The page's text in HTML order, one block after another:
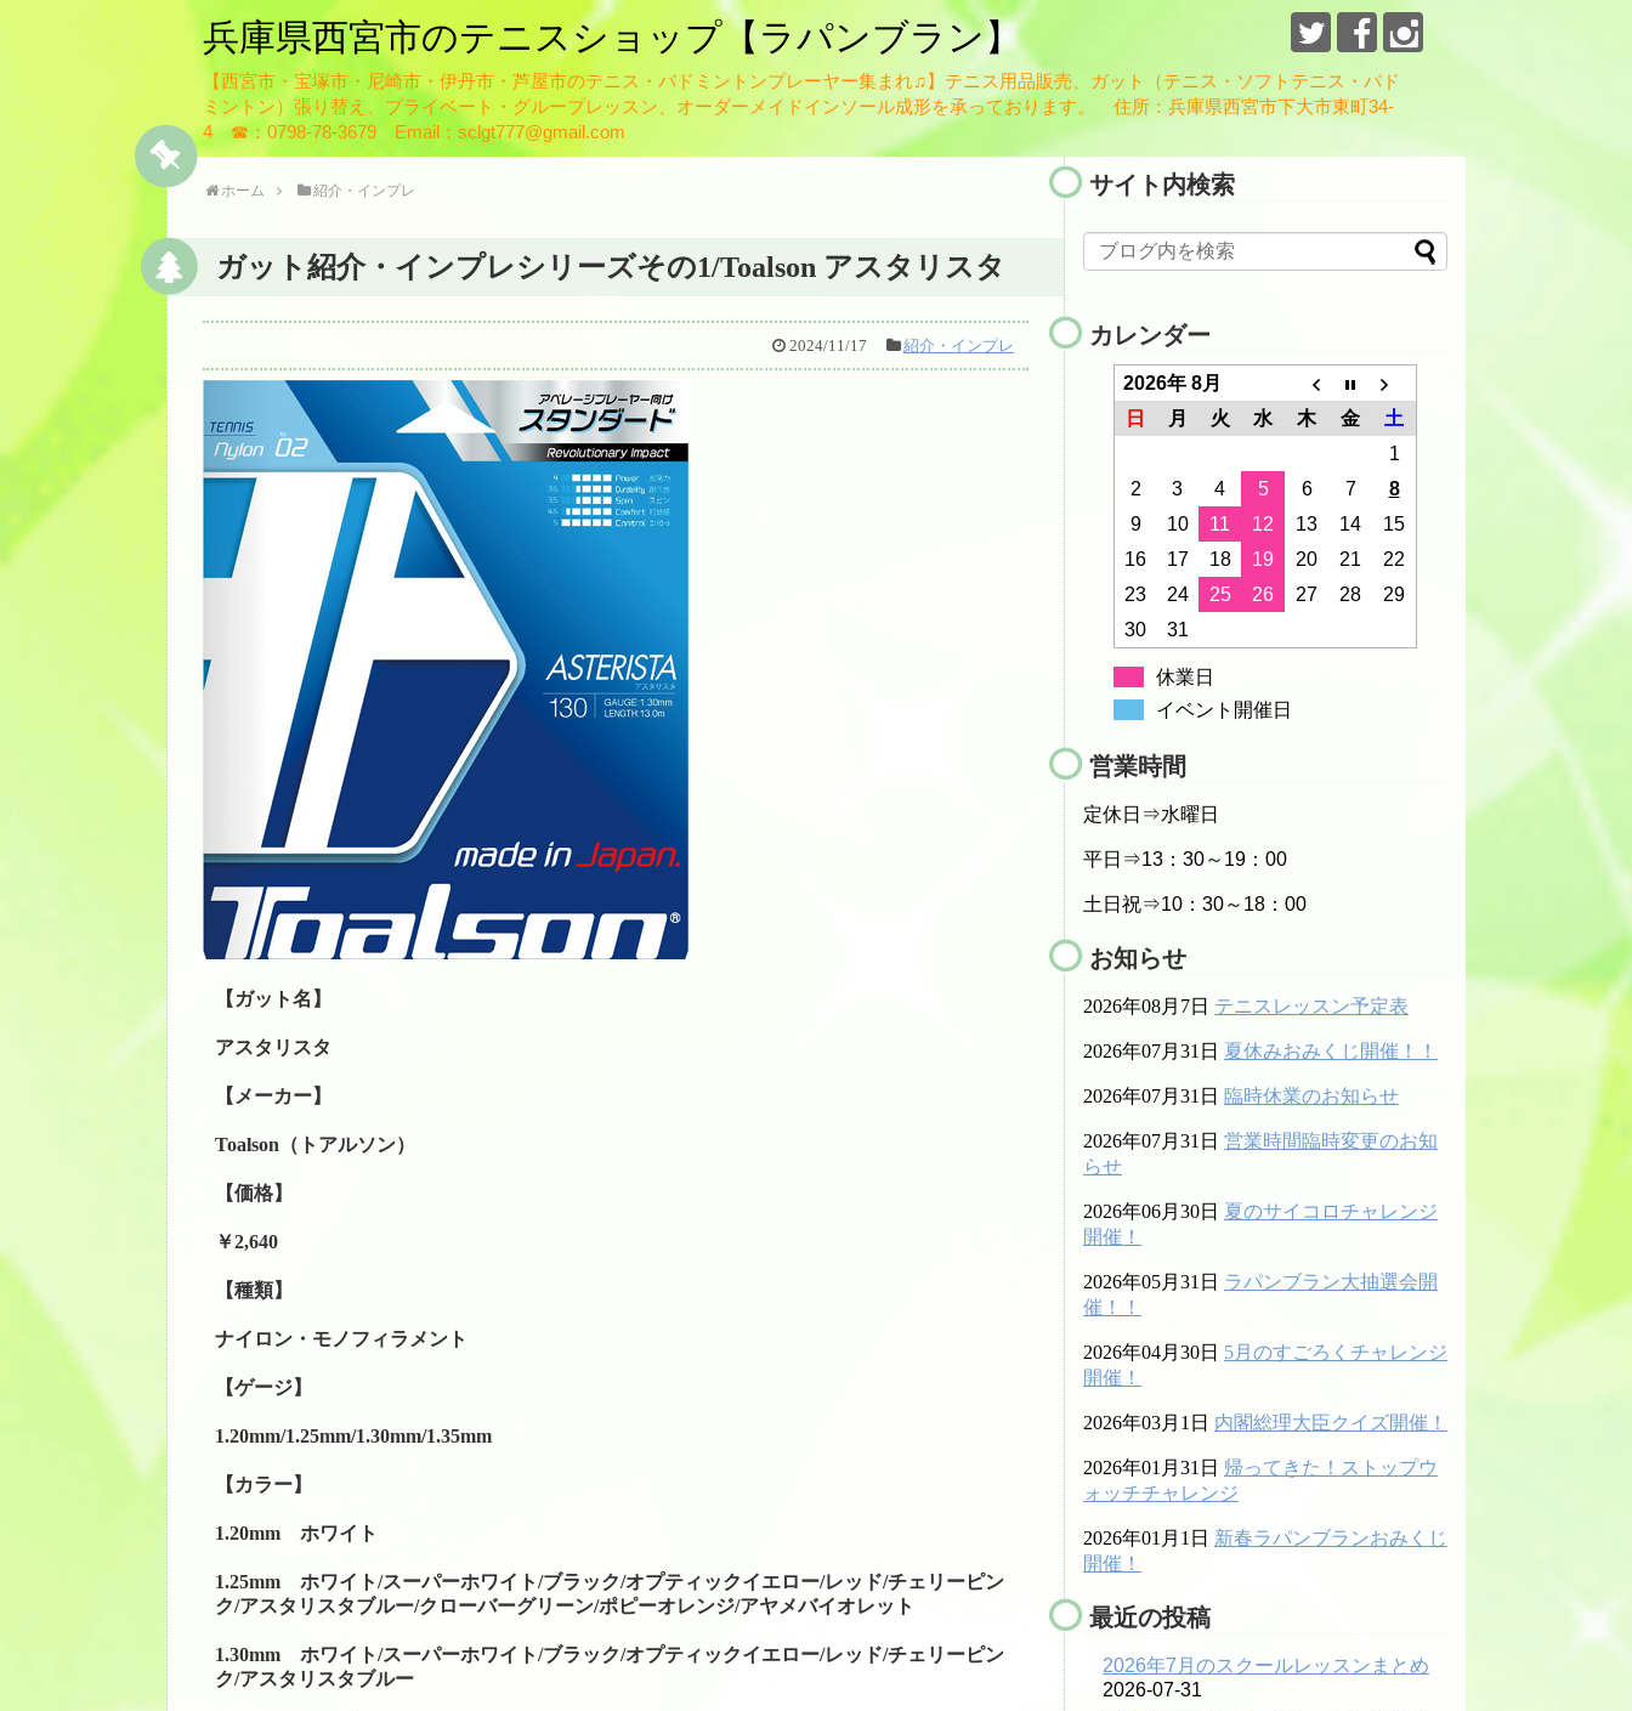
兵庫県西宮市のテニスショップ【ラパンブラン】
【西宮市・宝塚市・尼崎市・伊丹市・芦屋市のテニス・バドミントンプレーヤー集まれ♫】テニス用品販売、ガット（テニス・ソフトテニス・バド
ミントン）張り替え、プライベート・グループレッスン、オーダーメイドインソール成形を承っております。 住所：兵庫県西宮市下大市東町34-
4 ☎：0798-78-3679 Email：sclgt777@gmail.com
ホーム 紹介・インプレ
ガット紹介・インプレシリーズその1/Toalson アスタリスタ
2024/11/17 紹介・インプレ
【ガット名】
アスタリスタ
【メーカー】
Toalson（トアルソン）
【価格】
￥2,640
【種類】
ナイロン・モノフィラメント
【ゲージ】
1.20mm/1.25mm/1.30mm/1.35mm
【カラー】
1.20mm ホワイト
1.25mm ホワイト/スーパーホワイト/ブラック/オプティックイエロー/レッド/チェリーピン
ク/アスタリスタブルー/クローバーグリーン/ポピーオレンジ/アヤメバイオレット
1.30mm ホワイト/スーパーホワイト/ブラック/オプティックイエロー/レッド/チェリーピン
ク/アスタリスタブルー
サイト内検索
カレンダー
2026年 8月
日
月 火 水 木 金
土
1
2
3 4 5 6 7
8
9
10 11 12 13 14
15
16
17 18 19 20 21
22
23
24 25 26 27 28
29
30
31
休業日
イベント開催日
営業時間
定休日⇒水曜日
平日⇒13：30～19：00
土日祝⇒10：30～18：00
お知らせ
2026年08月7日 テニスレッスン予定表
2026年07月31日 夏休みおみくじ開催！！
2026年07月31日 臨時休業のお知らせ
2026年07月31日 営業時間臨時変更のお知
らせ
2026年06月30日 夏のサイコロチャレンジ
開催！
2026年05月31日 ラパンブラン大抽選会開
催！！
2026年04月30日 5月のすごろくチャレンジ
開催！
2026年03月1日 内閣総理大臣クイズ開催！
2026年01月31日 帰ってきた！ストップウ
ォッチチャレンジ
2026年01月1日 新春ラパンブランおみくじ
開催！
最近の投稿
2026年7月のスクールレッスンまとめ
2026-07-31
HOME
ブログ
佐藤英治
瀬藤祐司
ガット張り替え
テニスレッスンについて
レッスン規定
ソフトテニスラケット
硬式ナチュラルガット
硬式ポリガット
駐車場への行き方（西宮北口・伊丹・尼崎方面か
ら来られる場合）